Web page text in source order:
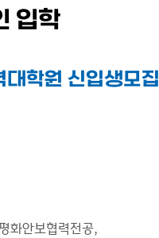
입학
대학원 신입생모집
화안보협력전공,